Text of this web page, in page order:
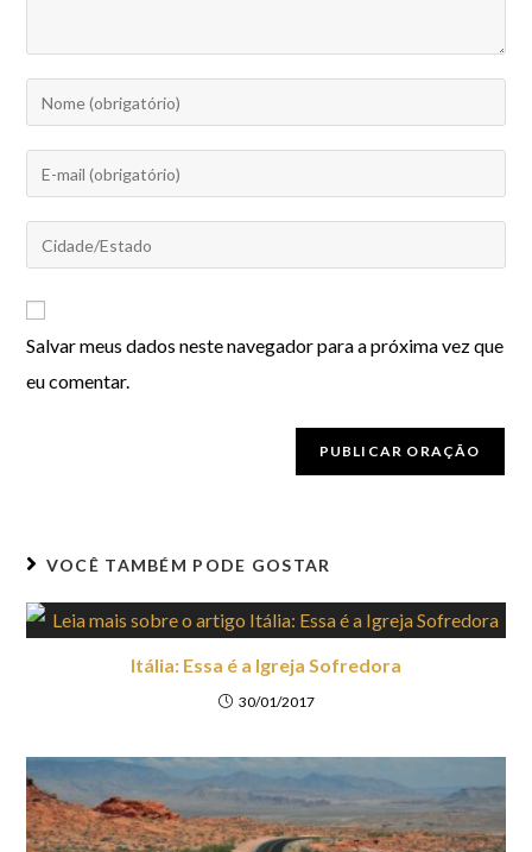
Salvar meus dados neste navegador para a próxima vez que
eu comentar.
VOCÊ TAMBÉM PODE GOSTAR
Itália: Essa é a Igreja Sofredora
30/01/2017